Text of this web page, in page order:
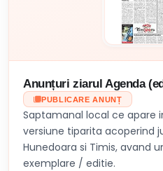
Anunțuri ziarul Agenda
PUBLICARE ANUNȚ
Saptamanal local ce apare
versiune tiparita acoperind
Hunedoara si Timis, avand
exemplare / editie.